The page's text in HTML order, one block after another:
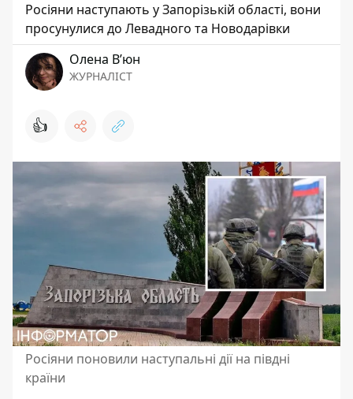
Росіяни наступають у Запорізькій області, вони
просунулися до Левадного та Новодарівки
Олена Вʼюн
ЖУРНАЛІСТ
👍
Росіяни поновили наступальні дії на півдні
країни